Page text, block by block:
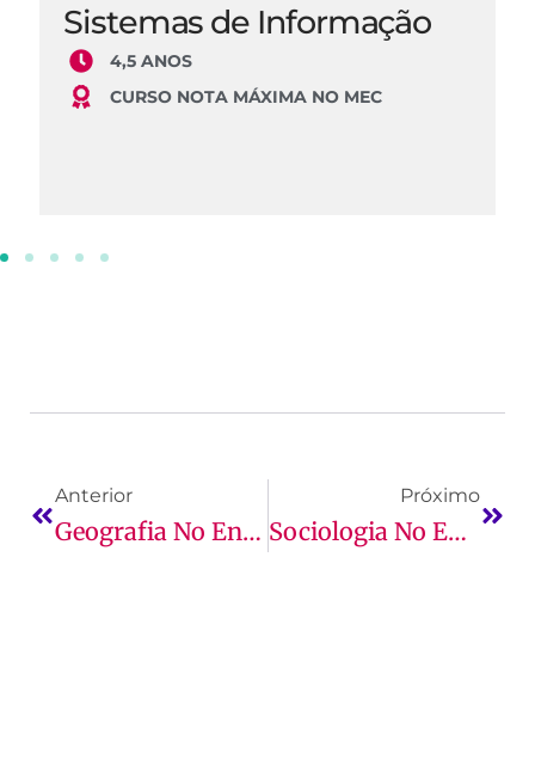
Sistemas de Informação
4,5 ANOS
CURSO NOTA MÁXIMA NO MEC
Anterior
Geografia No Enem: Principais Temas!
Próximo
Sociologia No Enem: Assuntos Que Mais Caem Na Prova!